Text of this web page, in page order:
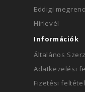
Eddigi
Hírlevél
Információk
Általános
Adatkezelési
Fizetési